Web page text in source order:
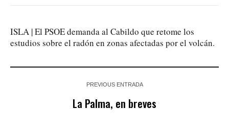
ISLA | El PSOE demanda al Cabildo que retome los
estudios sobre el radón en zonas afectadas por el volcán.
PREVIOUS ENTRADA
La Palma, en breves